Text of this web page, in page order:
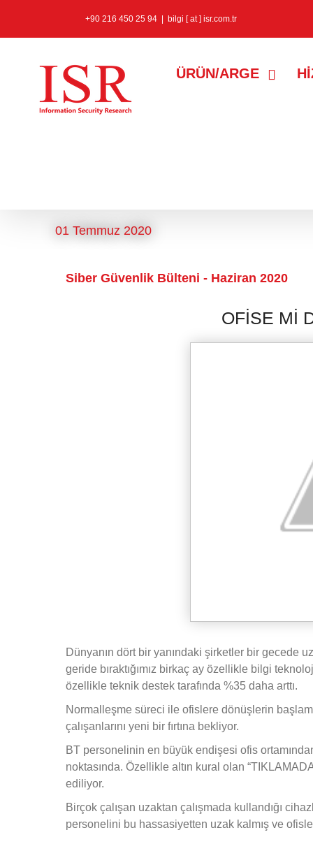
+90 216 450 25 94 bilgi [ at ] isr.com.tr
ÜRÜN/ARGE
01 Temmuz 2020
Siber Güvenlik Bülteni - Haziran 2020
OFİSE Mİ
Dünyanın dört bir yanındaki şirketler bir gecede
geride bıraktığımız birkaç ay özellikle bilgi
özellikle teknik destek tarafında %35 daha arttı.
Normalleşme süreci ile ofislere dönüşlerin
çalışanlarını yeni bir fırtına bekliyor.
BT personelinin en büyük endişesi ofis
noktasında. Özellikle altın kural olan
ediliyor.
Birçok çalışan uzaktan çalışmada kullandığı
personelini bu hassasiyetten uzak kalmış ve